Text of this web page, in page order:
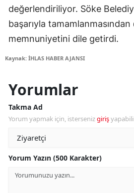
değerlendiriliyor. Söke
başarıyla tamamlanmasından
memnuniyetini dile getirdi.
Kaynak: İHLAS HABER AJANSI
Yorumlar
Takma Ad
Yorum yapmak için, istersenizgiriş
Yorum Yazın (500 Karakter)